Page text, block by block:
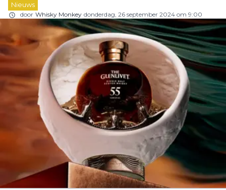
Nieuws
door Whisky Monkey donderdag, 26 september 2024 om 9:00